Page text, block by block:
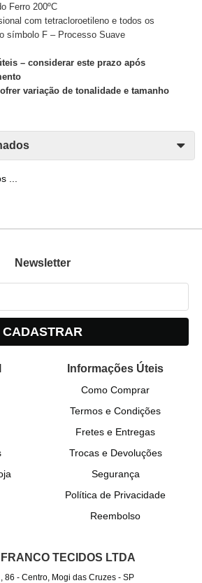
Ferro 200ºC
com tetracloroetileno e todos os
símbolo F – Processo Suave
– considerar este prazo após
variação de tonalidade e tamanho
...
Newsletter
CADASTRAR
Informações Úteis
Como Comprar
Termos e Condições
Fretes e Entregas
Trocas e Devoluções
Segurança
Política de Privacidade
Reembolso
TECIDOS LTDA
86 -Centro, Mogi das Cruzes -SP